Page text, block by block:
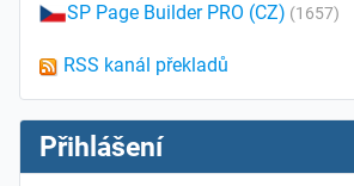
SP Page Builder PRO (CZ) (1657)
RSS kanál překladů
Přihlášení